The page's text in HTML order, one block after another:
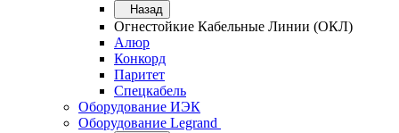
Назад
Огнестойкие Кабельные Линии (ОКЛ)
Алюр
Конкорд
Паритет
Спецкабель
Оборудование ИЭК
Оборудование Legrand